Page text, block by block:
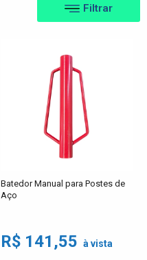
Filtrar
Batedor Manual para Postes de
Aço
R$ 141,55 à vista